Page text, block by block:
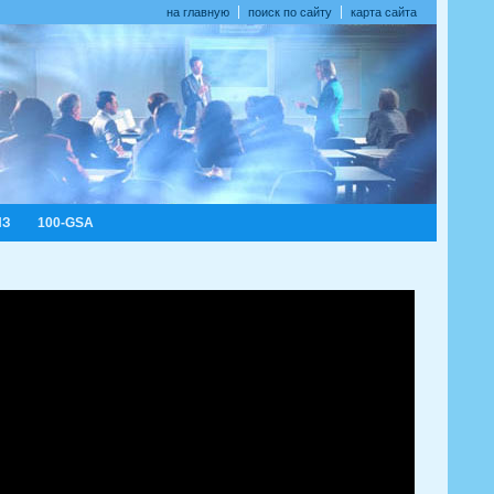
на главную поиск по сайту карта сайта
100-GSA